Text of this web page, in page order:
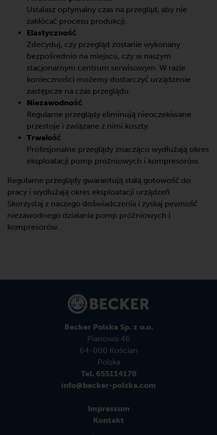
Ustalasz optymalny czas na przegląd, aby nie
zakłócać procesu produkcji.
Elastyczność
Zdecyduj, czy przegląd zostanie wykonany
bezpośrednio na miejscu, czy w naszym
stacjonarnym centrum serwisowym. W razie
konieczności możemy dostarczyć urządzenie
zastępcze na czas przeglądu.
Niezawodność
Regularne przeglądy eliminują nieoczekiwane
przestoje i związane z nimi koszty.
Trwałość
Profesjonalne przeglądy znacząco wydłużają okres
eksploatacji pomp próżniowych i kompresorów.
Regularne przeglądy gwarantują stałą gotowość do
pracy i wydłużają okres eksploatacji urządzeń.
Skorzystaj z naszego doświadczenia i zyskaj pewność
niezawodnego działania pomp próżniowych i
kompresorów.
Becker Polska Sp. z o.o.
Pianowo 46
64-000 Kościan
Polska
Tel. 655114170
info@becker-polska.com
Impressum
Kontakt